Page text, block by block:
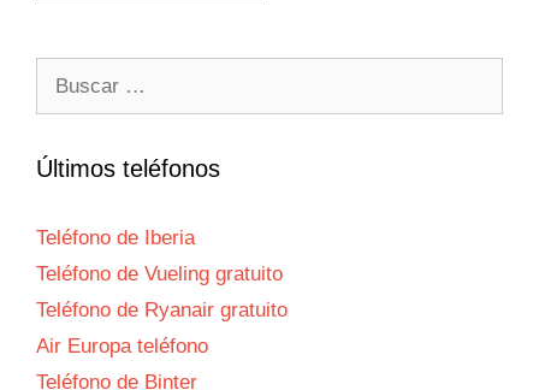
Últimos teléfonos
Teléfono de Iberia
Teléfono de Vueling gratuito
Teléfono de Ryanair gratuito
Air Europa teléfono
Teléfono de Binter